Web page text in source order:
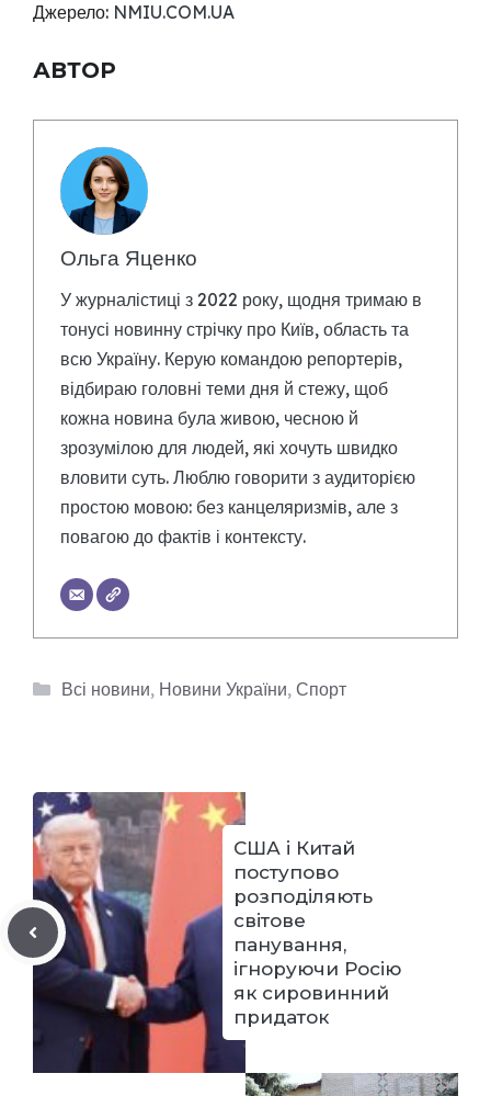
Джерело: NMIU.COM.UA
АВТОР
Ольга Яценко
У журналістиці з 2022 року, щодня тримаю в
тонусі новинну стрічку про Київ, область та
всю Україну. Керую командою репортерів,
відбираю головні теми дня й стежу, щоб
кожна новина була живою, чесною й
зрозумілою для людей, які хочуть швидко
вловити суть. Люблю говорити з аудиторією
простою мовою: без канцеляризмів, але з
повагою до фактів і контексту.
Категорії
Всі новини, Новини України, Спорт
США і Китай
поступово
розподіляють
світове
панування,
ігноруючи Росію
як сировинний
придаток